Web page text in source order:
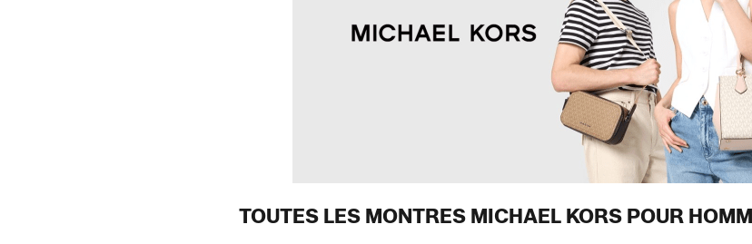
TOUTES LES MONTRES MICHAEL KORS POUR